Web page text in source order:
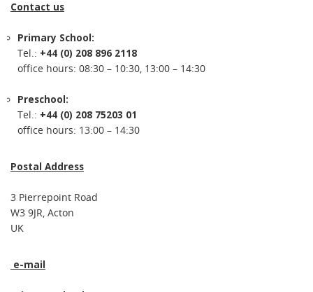
Contact us
Primary School:
Tel.: +44 (0) 208 896 2118
office hours: 08:30 – 10:30, 13:00 – 14:30
Preschool:
Tel.: +44 (0) 208 75203 01
office hours: 13:00 – 14:30
Postal Address
3 Pierrepoint Road
W3 9JR, Acton
UK
e-mail